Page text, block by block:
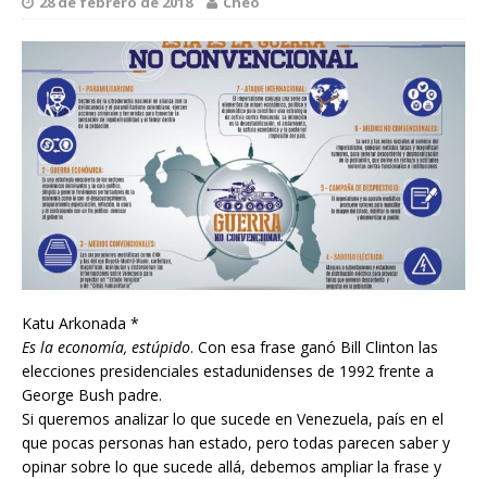
Katu Arkonada *
Es la economía, estúpido. Con esa frase ganó Bill Clinton las
elecciones presidenciales estadunidenses de 1992 frente a
George Bush padre.
Si queremos analizar lo que sucede en Venezuela, país en el
que pocas personas han estado, pero todas parecen saber y
opinar sobre lo que sucede allá, debemos ampliar la frase y